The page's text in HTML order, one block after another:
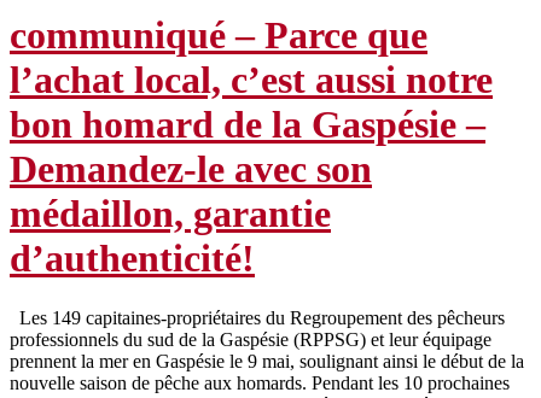
communiqué – Parce que
l’achat local, c’est aussi notre
bon homard de la Gaspésie –
Demandez-le avec son
médaillon, garantie
d’authenticité!
Les 149 capitaines-propriétaires du Regroupement des pêcheurs
professionnels du sud de la Gaspésie (RPPSG) et leur équipage
prennent la mer en Gaspésie le 9 mai, soulignant ainsi le début de la
nouvelle saison de pêche aux homards. Pendant les 10 prochaines